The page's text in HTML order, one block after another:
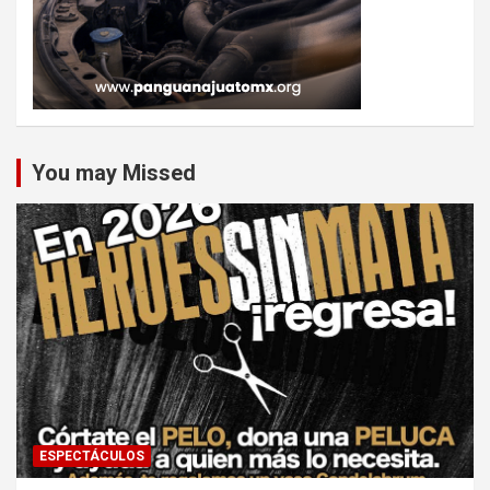
You may Missed
ESPECTÁCULOS